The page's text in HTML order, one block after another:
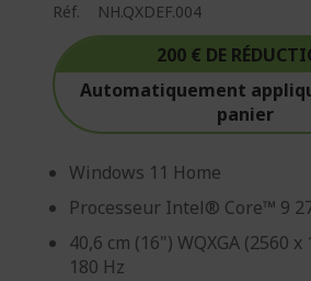
Réf. NH.QXDEF.004
200 € DE
Automatiquement
panier
Windows 11 Home
Processeur Intel® Core™ 9
40,6 cm (16") WQXGA (2560 x
180 Hz